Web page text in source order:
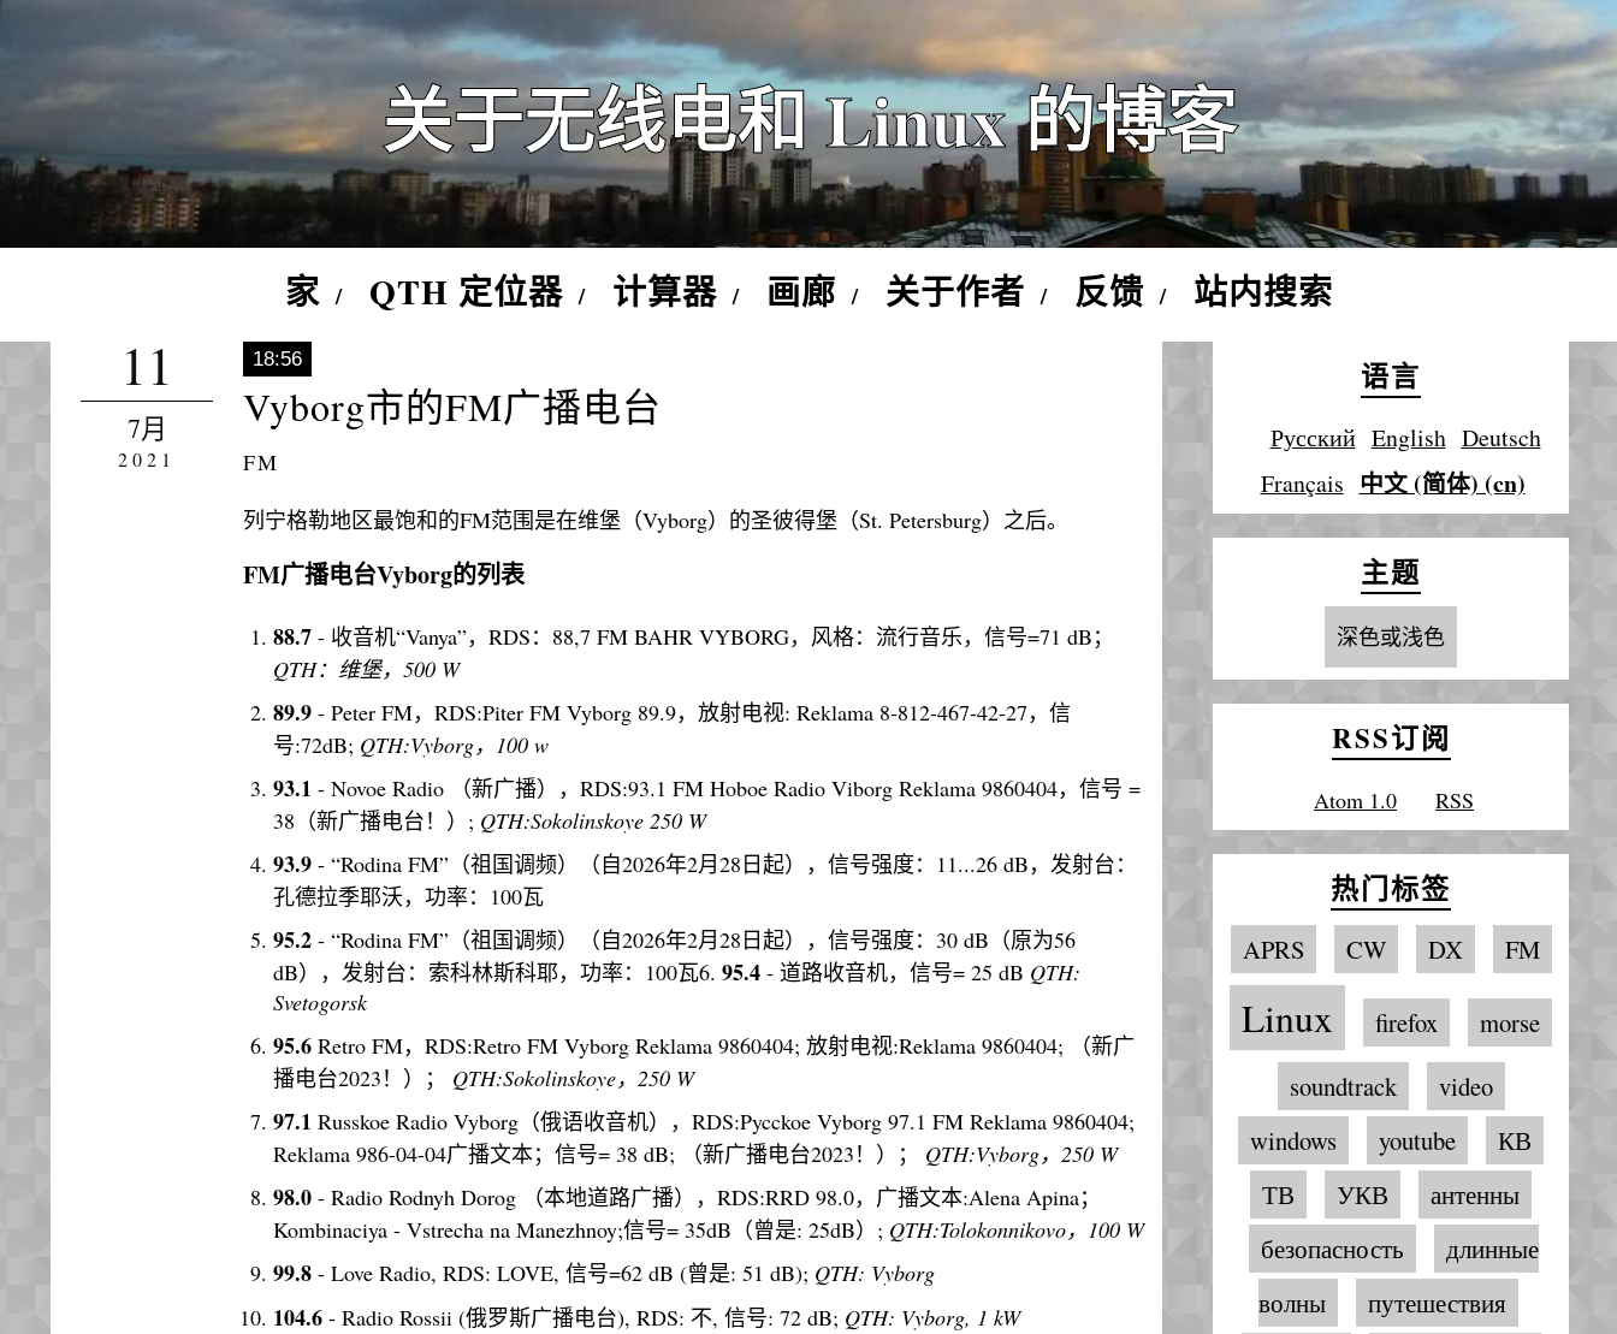
关于无线电和 Linux 的博客
家 QTH 定位器 计算器 画廊 关于作者 反馈 站内搜索
11
7月
2021
18:56
Vyborg市的FM广播电台
FM
列宁格勒地区最饱和的FM范围是在维堡（Vyborg）的圣彼得堡（St. Petersburg）之后。
FM广播电台Vyborg的列表
88.7 - 收音机“Vanya”，RDS：88,7 FM BAHR VYBORG，风格：流行音乐，信号=71 dB；
QTH：维堡，500 W
89.9 - Peter FM，RDS:Piter FM Vyborg 89.9，放射电视: Reklama 8-812-467-42-27，信
号:72dB; QTH:Vyborg，100 w
93.1 - Novoe Radio （新广播），RDS:93.1 FM Hoboe Radio Viborg Reklama 9860404，信号 =
38（新广播电台！）; QTH:Sokolinskoye 250 W
93.9 - “Rodina FM”（祖国调频）（自2026年2月28日起），信号强度：11...26 dB，发射台：
孔德拉季耶沃，功率：100瓦
95.2 - “Rodina FM”（祖国调频）（自2026年2月28日起），信号强度：30 dB（原为56
dB），发射台：索科林斯科耶，功率：100瓦6. 95.4 - 道路收音机，信号= 25 dB QTH:
Svetogorsk
95.6 Retro FM，RDS:Retro FM Vyborg Reklama 9860404; 放射电视:Reklama 9860404; （新广
播电台2023！）； QTH:Sokolinskoye，250 W
97.1 Russkoe Radio Vyborg（俄语收音机），RDS:Pycckoe Vyborg 97.1 FM Reklama 9860404;
Reklama 986-04-04广播文本；信号= 38 dB; （新广播电台2023！）； QTH:Vyborg，250 W
98.0 - Radio Rodnyh Dorog （本地道路广播），RDS:RRD 98.0，广播文本:Alena Apina；
Kombinaciya - Vstrecha na Manezhnoy;信号= 35dB（曾是: 25dB）; QTH:Tolokonnikovo，100 W
99.8 - Love Radio, RDS: LOVE, 信号=62 dB (曾是: 51 dB); QTH: Vyborg
104.6 - Radio Rossii (俄罗斯广播电台), RDS: 不, 信号: 72 dB; QTH: Vyborg, 1 kW
语言
Русский English Deutsch
Français 中文 (简体) (cn)
主题
深色或浅色
RSS订阅
Atom 1.0 RSS
热门标签
APRS CW DX FM
Linux firefox
morse
soundtrack
video
windows
youtube
КВ
ТВ
УКВ
антенны
безопасность
длинные
волны
путешествия